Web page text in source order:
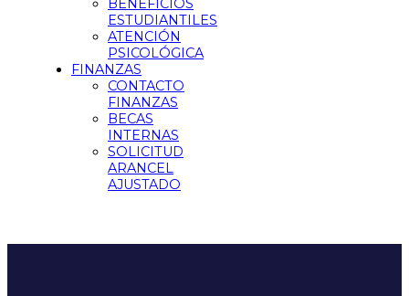
BENEFICIOS
ESTUDIANTILES
ATENCIÓN
PSICOLÓGICA
FINANZAS
CONTACTO
FINANZAS
BECAS
INTERNAS
SOLICITUD
ARANCEL
AJUSTADO